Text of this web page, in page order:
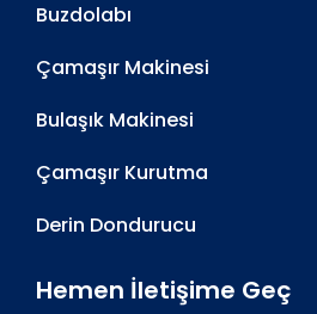
Buzdolabı
Çamaşır Makinesi
Bulaşık Makinesi
Çamaşır Kurutma
Derin Dondurucu
Hemen İletişime Geç